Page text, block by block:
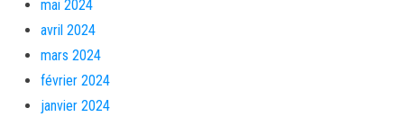
mai 2024
avril 2024
mars 2024
février 2024
janvier 2024